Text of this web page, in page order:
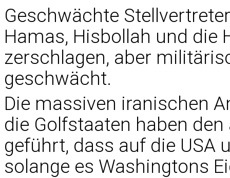
Geschwächte
Hamas, Hisbollah und
zerschlagen, aber
geschwächt.
Die massiven iranischen
die Golfstaaten haben
geführt, dass auf die USA
solange es Washingtons